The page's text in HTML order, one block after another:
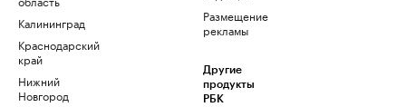
Калининград
Краснодарский
край
Нижний
Новгород
Размещение
рекламы
Другие
продукты
РБК